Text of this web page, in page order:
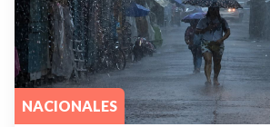
NACIONALES